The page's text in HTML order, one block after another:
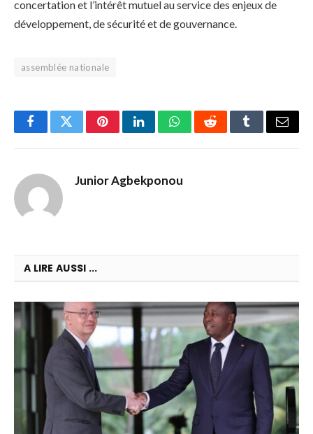
concertation et l’intérêt mutuel au service des enjeux de
développement, de sécurité et de gouvernance.
assemblée nationale
FacebookTwitterPinterestLinkedInWhatsAppRedditTumblrEmail
Junior Agbekponou
A LIRE AUSSI ...